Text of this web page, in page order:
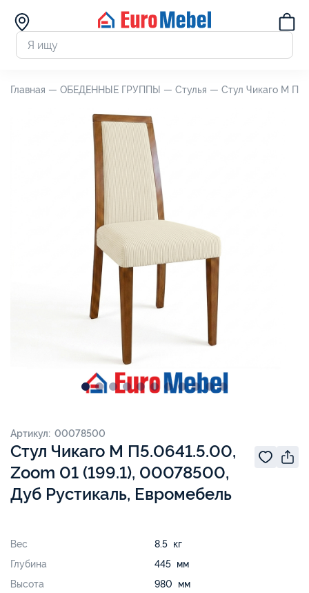
Главная — ОБЕДЕННЫЕ ГРУППЫ — Стулья — Стул Чикаго М
Стул Чикаго М П5.0641.5.00,
Zoom 01 (199.1), 00078500,
Дуб Рустикаль, Евромебель
Артикул: 00078500
Вес
8.5 кг
Глубина
445 мм
Высота
980 мм